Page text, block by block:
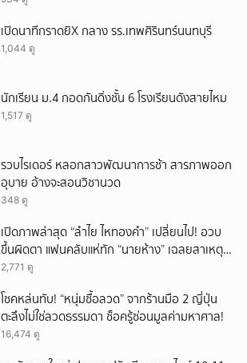
เปิดนาทีกราดยิX กลาง รร.เทพศิรินทร์นนทบุรี
1,044 ดู
นักเรียน ม.4 กอดกันดิ่งชั้น 6 โรงเรียนดังสายไหม
1,517 ดู
รวบไรเดอร์ หลอกสาวพัฒนาการช้า สารภาพออก
อุบาย อ้างจะสอนวิชานวด
348 ดู
เปิดภาพล่าสุด “ลำไย ไหทองคำ” เปลี่ยนไป! อวบ
ขึ้นผิดตา แฟนคลับแห่ทัก “นายห้าง” เฉลยสาเหตุ
ชัด!
2,771 ดู
โชคหล่นทับ! “หนุ่มซื้อลวด” จากร้านมือ 2 ญี่ปุ่น
ตะลึงไม่ใช่ลวดธรรมดา ช็อครู้ซ่อนมูลค่ามหาศาล!
16,474 ดู